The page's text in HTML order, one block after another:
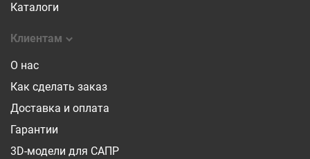
Каталоги
Клиентам
О нас
Как сделать заказ
Доставка и оплата
Гарантии
3D-модели для САПР